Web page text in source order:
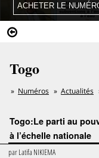
Togo
Numéros Actualités
Togo:Le parti au
à l’échelle nationale
parLatifa NIKIEMA